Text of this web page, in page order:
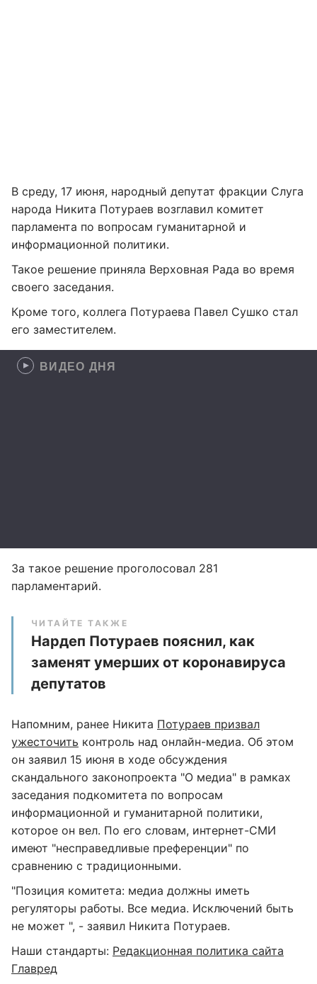
В среду, 17 июня, народный депутат фракции Слуга
народа Никита Потураев возглавил комитет
парламента по вопросам гуманитарной и
информационной политики.
Такое решение приняла Верховная Рада во время
своего заседания.
Кроме того, коллега Потураева Павел Сушко стал
его заместителем.
ВИДЕО ДНЯ
За такое решение проголосовал 281
парламентарий.
ЧИТАЙТЕ ТАКЖЕ
Нардеп Потураев пояснил, как
заменят умерших от коронавируса
депутатов
Напомним, ранее Никита Потураев призвал
ужесточить контроль над онлайн-медиа. Об этом
он заявил 15 июня в ходе обсуждения
скандального законопроекта "О медиа" в рамках
заседания подкомитета по вопросам
информационной и гуманитарной политики,
которое он вел. По его словам, интернет-СМИ
имеют "несправедливые преференции" по
сравнению с традиционными.
"Позиция комитета: медиа должны иметь
регуляторы работы. Все медиа. Исключений быть
не может ", - заявил Никита Потураев.
Наши стандарты: Редакционная политика сайта
Главред